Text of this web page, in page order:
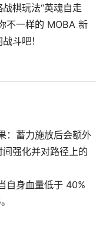
棋玩法“英魂自走
不一样的 MOBA 新
斗吧！
：蓄力施放后会额外
强化并对路径上的
自身血量低于 40%